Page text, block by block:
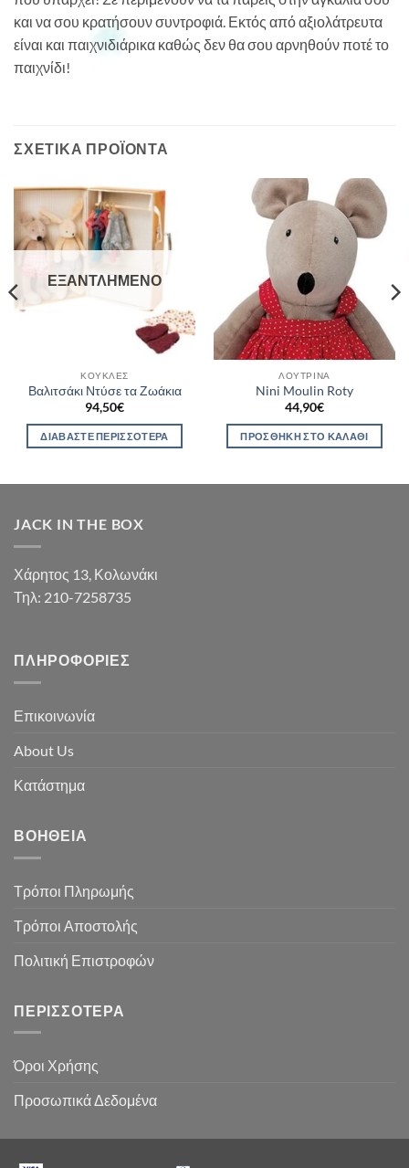
και να σου κρατήσουν συντροφιά. Εκτός από αξιολάτρευτα
είναι και παιχνιδιάρικα καθώς δεν θα σου αρνηθούν ποτέ το
παιχνίδι!
ΣΧΕΤΙΚΆ ΠΡΟΪΌΝΤΑ
ΕΞΑΝΤΛΗΜΈΝΟ
ΚΟΎΚΛΕΣ
Βαλιτσάκι Ντύσε τα Ζωάκια
94,50€
ΔΙΑΒΆΣΤΕ ΠΕΡΙΣΣΌΤΕΡΑ
ΛΟΎΤΡΙΝΑ
Nini Moulin Roty
44,90€
ΠΡΟΣΘΉΚΗ ΣΤΟ ΚΑΛΆΘΙ
JACK IN THE BOX
Χάρητος 13, Κολωνάκι
Τηλ: 210-7258735
ΠΛΗΡΟΦΟΡΊΕΣ
Επικοινωνία
About Us
Κατάστημα
ΒΟΉΘΕΙΑ
Τρόποι Πληρωμής
Τρόποι Αποστολής
Πολιτική Επιστροφών
ΠΕΡΙΣΣΌΤΕΡΑ
Όροι Χρήσης
Προσωπικά Δεδομένα